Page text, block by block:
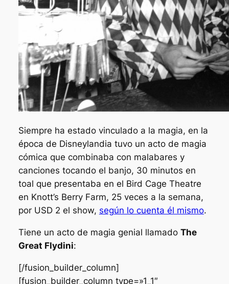
Siempre ha estado vinculado a la magia, en la
época de Disneylandia tuvo un acto de magia
cómica que combinaba con malabares y
canciones tocando el banjo, 30 minutos en
toal que presentaba en el Bird Cage Theatre
en Knott’s Berry Farm, 25 veces a la semana,
por USD 2 el show, según lo cuenta él mismo.
Tiene un acto de magia genial llamado The
Great Flydini:
[/fusion_builder_column]
[fusion_builder_column type=»1_1″